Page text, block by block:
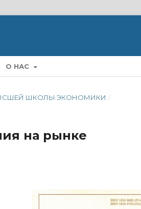
О НАС
ШКОЛЫ ЭКОНОМИКИ /
на рынке